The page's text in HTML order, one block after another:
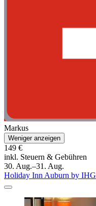
Markus
Weniger anzeigen
149 €
inkl. Steuern & Gebühren
30. Aug.–31. Aug.
Holiday Inn Auburn by IHG